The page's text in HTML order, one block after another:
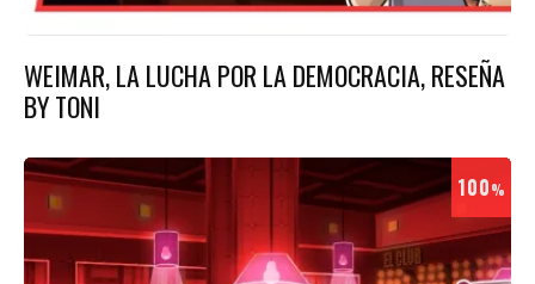
WEIMAR, LA LUCHA POR LA DEMOCRACIA, RESEÑA
BY TONI
100%